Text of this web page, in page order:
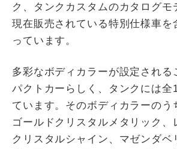
ク、タンクカスタムのカタログモ
現在販売されている特別仕様車を
っています。
多彩なボディカラーが設定される
パクトカーらしく、タンクには全
ています。そのボディカラーのう
ゴールドクリスタルメタリック、
クリスタルシャイン、マゼンダベ